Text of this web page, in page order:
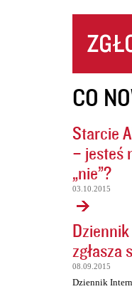
CO
Starcie
– jesteś
„nie”?
03.10.2015
zgłasza
08.09.2015
Dziennik